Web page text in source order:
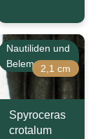
Nautiliden und
Belemniten2,1 cm
Spyroceras
crotalum